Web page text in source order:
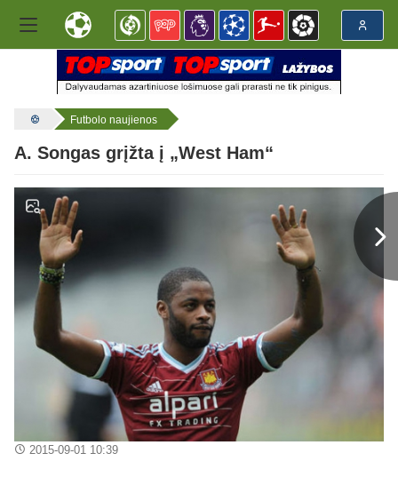
Futbolo naujienos
A. Songas grįžta į „West Ham“
2015-09-01 10:39